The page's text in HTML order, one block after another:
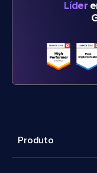
Líder
Produto